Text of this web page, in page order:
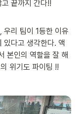
끝까지 간다!!
우리 팀이 1등한 이유
있다고 생각한다. 액
본인의 역할을 잘 해
위기도 파이팅 !!